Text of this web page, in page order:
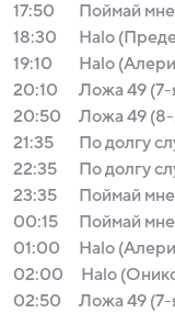
17:50
Поймай
18:30
Halo
19:10
Halo
20:10
Ложа 49 (7-
20:50
Ложа 49 (8-
21:35
По долгу
22:35
По долгу
23:35
Поймай
00:15
Поймай
01:00
Halo
02:00
Halo
02:50
Ложа 49 (7-